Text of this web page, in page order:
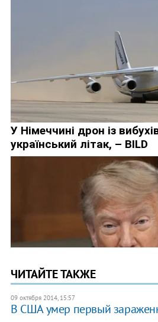
ЧИТАЙТЕ ТАКЖЕ
09 октября 2014, 15:57
В США умер первый